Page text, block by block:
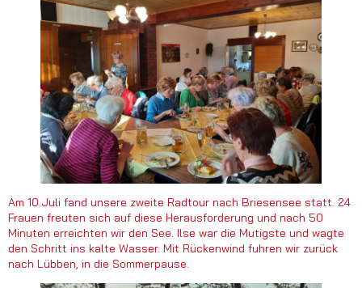
Am 10.Juli fand unsere zweite Radtour nach Briesensee statt. 24
Frauen freuten sich auf diese Herausforderung und nach 50
Minuten erreichten wir den See. Ilse war die Mutigste und wagte
den Schritt ins kalte Wasser. Mit Rückenwind fuhren wir zurück
nach Lübben, in die Sommerpause.